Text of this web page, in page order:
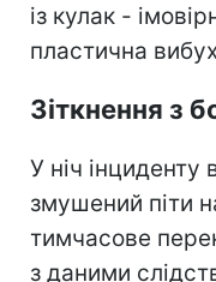
із кулак -
пластична
Зіткнення з
У ніч інциденту
змушений піти
тимчасове
з даними